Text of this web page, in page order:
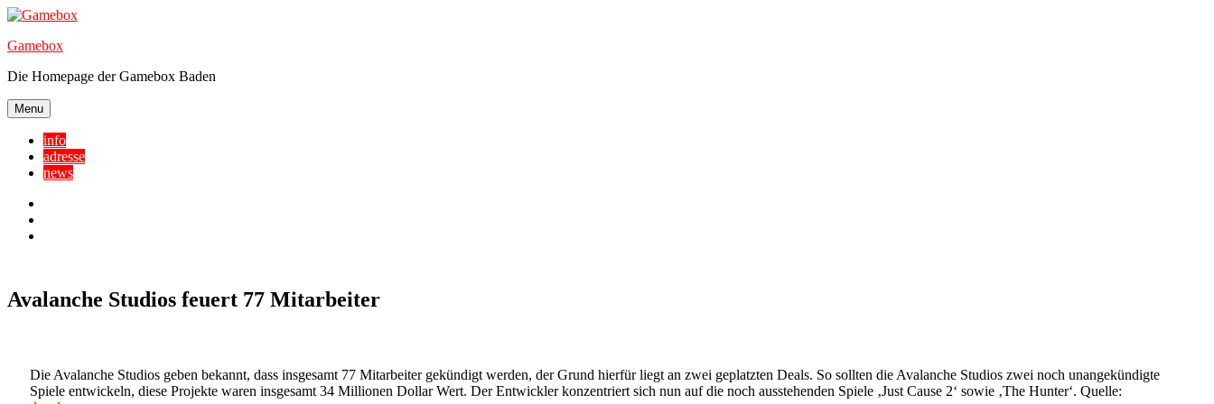
Skip
content
Gamebox
Die Homepage der Gamebox Baden
Menu
info
adresse
news
Avalanche Studios feuert 77 Mitarbeiter
Die Avalanche Studios geben bekannt, dass insgesamt 77 Mitarbeiter gekündigt werden, der Grund hierfür liegt an zwei geplatzten Deals. So sollten die Avalanche Studios zwei noch unangekündigte
Spiele entwickeln, diese Projekte waren insgesamt 34 Millionen Dollar Wert. Der Entwickler konzentriert sich nun auf die noch ausstehenden Spiele ‚Just Cause 2‘ sowie ‚The Hunter‘. Quelle: